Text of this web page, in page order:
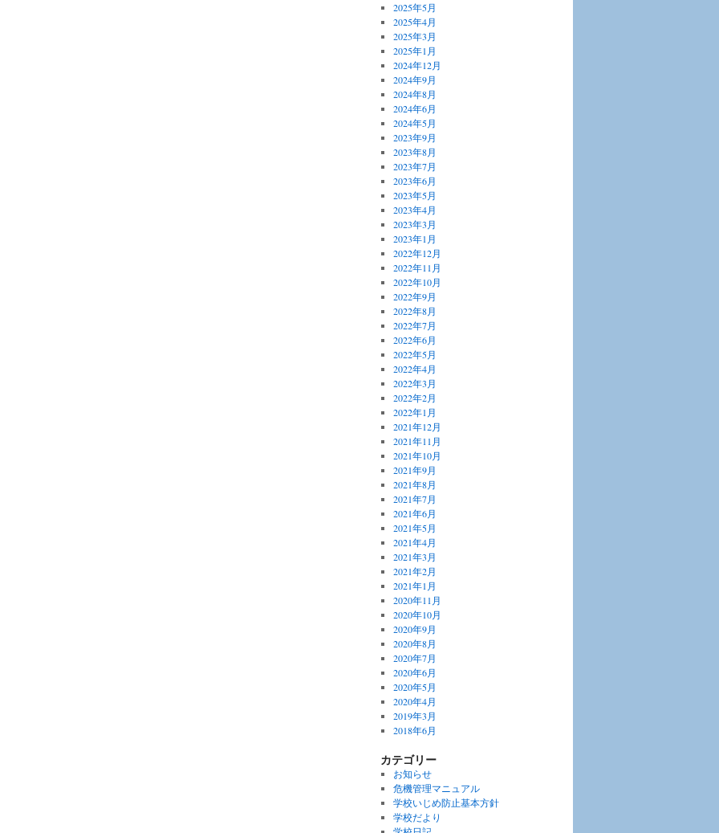
2025年5月
2025年4月
2025年3月
2025年1月
2024年12月
2024年9月
2024年8月
2024年6月
2024年5月
2023年9月
2023年8月
2023年7月
2023年6月
2023年5月
2023年4月
2023年3月
2023年1月
2022年12月
2022年11月
2022年10月
2022年9月
2022年8月
2022年7月
2022年6月
2022年5月
2022年4月
2022年3月
2022年2月
2022年1月
2021年12月
2021年11月
2021年10月
2021年9月
2021年8月
2021年7月
2021年6月
2021年5月
2021年4月
2021年3月
2021年2月
2021年1月
2020年11月
2020年10月
2020年9月
2020年8月
2020年7月
2020年6月
2020年5月
2020年4月
2019年3月
2018年6月
カテゴリー
お知らせ
危機管理マニュアル
学校いじめ防止基本方針
学校だより